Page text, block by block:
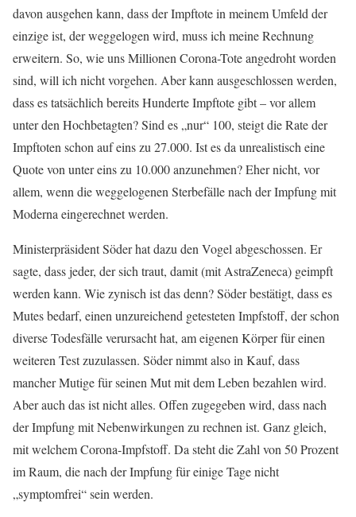
davon ausgehen kann, dass der Impftote in meinem Umfeld der
einzige ist, der weggelogen wird, muss ich meine Rechnung
erweitern. So, wie uns Millionen Corona-Tote angedroht worden
sind, will ich nicht vorgehen. Aber kann ausgeschlossen werden,
dass es tatsächlich bereits Hunderte Impftote gibt – vor allem
unter den Hochbetagten? Sind es „nur“ 100, steigt die Rate der
Impftoten schon auf eins zu 27.000. Ist es da unrealistisch eine
Quote von unter eins zu 10.000 anzunehmen? Eher nicht, vor
allem, wenn die weggelogenen Sterbefälle nach der Impfung mit
Moderna eingerechnet werden.
Ministerpräsident Söder hat dazu den Vogel abgeschossen. Er
sagte, dass jeder, der sich traut, damit (mit AstraZeneca) geimpft
werden kann. Wie zynisch ist das denn? Söder bestätigt, dass es
Mutes bedarf, einen unzureichend getesteten Impfstoff, der schon
diverse Todesfälle verursacht hat, am eigenen Körper für einen
weiteren Test zuzulassen. Söder nimmt also in Kauf, dass
mancher Mutige für seinen Mut mit dem Leben bezahlen wird.
Aber auch das ist nicht alles. Offen zugegeben wird, dass nach
der Impfung mit Nebenwirkungen zu rechnen ist. Ganz gleich,
mit welchem Corona-Impfstoff. Da steht die Zahl von 50 Prozent
im Raum, die nach der Impfung für einige Tage nicht
„symptomfrei“ sein werden.